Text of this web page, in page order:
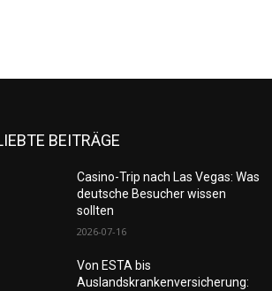
BEITRÄGE
Casino-Trip nach Las Vegas: Was
deutsche Besucher wissen
sollten
2026-07-16
Von ESTA bis
Auslandskrankenversicherung: